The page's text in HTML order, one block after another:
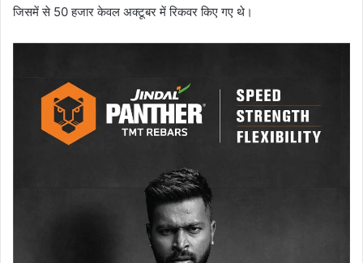
जिसमें से 50 हजार केवल अक्टूबर में रिकवर किए गए थे।